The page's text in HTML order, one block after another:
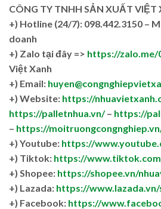
CÔNG TY TNHH SẢN XUẤT VIỆT
+) Hotline (24/7): 098.442.3150 –
doanh
+) Zalo tại đây => https://zalo.me/
Việt Xanh
+) Email:
+) Website: https://
https://palletnhua.vn/– https://
– https://
+) Youtube: https://
+) Tiktok: https://
+) Shopee: https://shopee.vn/
+) Lazada: https://
+) Facebook: https://